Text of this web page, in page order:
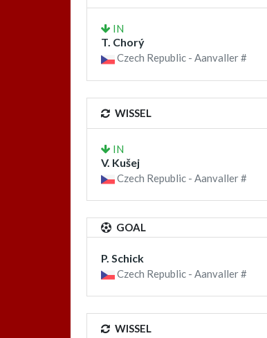
IN
T. Chorý
Czech Republic - Aanvaller #
WISSEL
IN
V. Kušej
Czech Republic - Aanvaller #
GOAL
P. Schick
Czech Republic - Aanvaller #
WISSEL